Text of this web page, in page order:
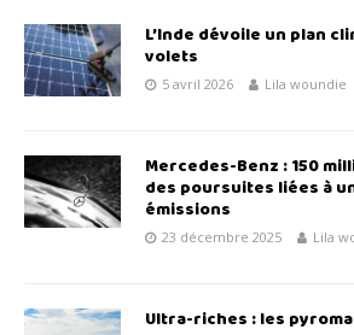
L’Inde dévoile un plan
volets
5 avril 2026 Lila woundie
Mercedes-Benz : 150
des poursuites liées à
émissions
23 décembre 2025 Lila
Ultra-riches : les